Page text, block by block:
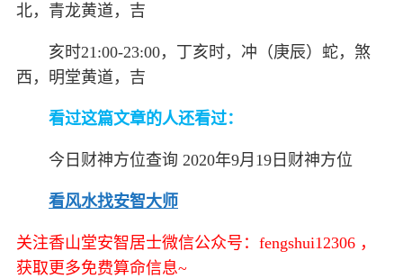
北，青龙黄道，吉
亥时21:00-23:00，丁亥时，冲（庚辰）蛇，煞
西，明堂黄道，吉
看过这篇文章的人还看过：
今日财神方位查询 2020年9月19日财神方位
看风水找安智大师
关注香山堂安智居士微信公众号：fengshui12306 ，
获取更多免费算命信息~